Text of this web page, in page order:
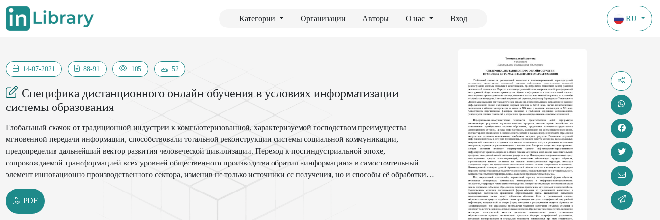
Категории Организации Авторы О нас Вход RU
14-07-2021 88-91 105 52
Специфика дистанционного онлайн обучения в условиях информатизации
системы образования
Глобальный скачок от традиционной индустрии к компьютеризованной, характеризуемой господством преимущества
мгновенной передачи информации, способствовали тотальной реконструкции системы социальной коммуникации,
предопределив дальнейший вектор развития человеческой цивилизации. Переход к постиндустриальной эпохе,
сопровождаемой трансформацией всех уровней общественного производства обратил «информацию» в самостоятельный
элемент инновационно производственного сектора, изменив нс только источники сс получения, но и способы её обработки и
технологические революции, предопределившие направление и развитие информационной эпохи: изобретение паровой
машины в XVIII веке, научно-технологические достижения в области электричества и химии в XIX веке и создание
PDF